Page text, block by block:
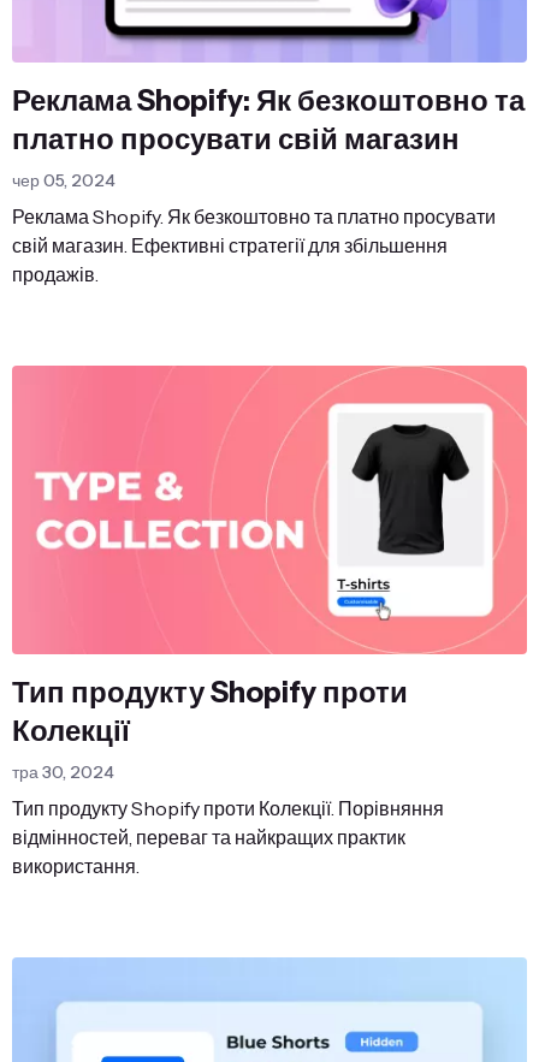
Реклама Shopify: Як безкоштовно та
платно просувати свій магазин
чер 05, 2024
Реклама Shopify. Як безкоштовно та платно просувати
свій магазин. Ефективні стратегії для збільшення
продажів.
Тип продукту Shopify проти
Колекції
тра 30, 2024
Тип продукту Shopify проти Колекції. Порівняння
відмінностей, переваг та найкращих практик
використання.